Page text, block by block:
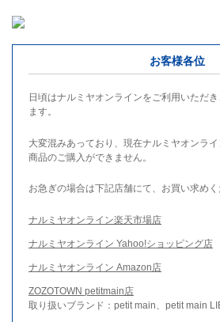
お客様各位
日頃はナルミヤオンラインをご利用いただ
ます。
大変混みあっており、現在ナルミヤオンラ
商品のご購入ができません。
お急ぎの場合は下記店舗にて、お買い求めく
ナルミヤオンライン楽天市場店
ナルミヤオンライン Yahoo!ショッピング店
ナルミヤオンライン Amazon店
ZOZOTOWN petitmain店
取り扱いブランド：petit main、petit main